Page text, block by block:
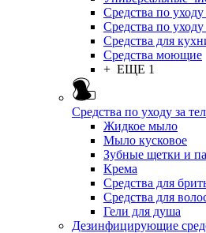
Средства по
Средства по
Средства для
Средства моющие
+ ЕЩЕ 1
Средства по уходу за
Жидкое мыло
Мыло кусковое
Зубные щетки и
Крема
Средства для
Средства для
Гели для душа
Дезинфицирующие